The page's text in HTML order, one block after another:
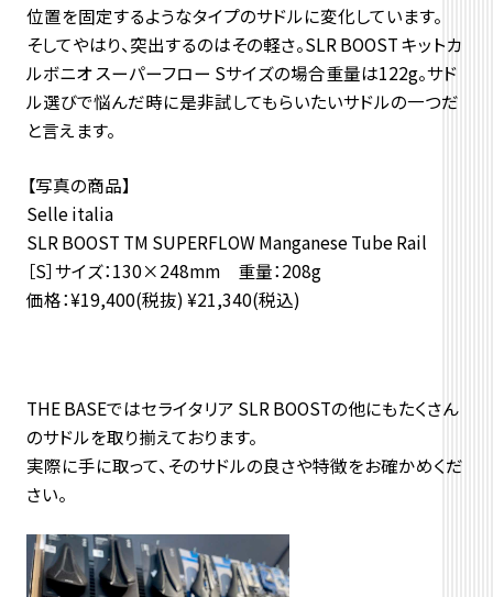
位置を固定するようなタイプのサドルに変化しています。
そしてやはり、突出するのはその軽さ。SLR BOOST キットカ
ルボニオ スーパーフロー Sサイズの場合重量は122g。サド
ル選びで悩んだ時に是非試してもらいたいサドルの一つだ
と言えます。
【写真の商品】
Selle italia
SLR BOOST TM SUPERFLOW Manganese Tube Rail
［S］サイズ：130×248mm 重量：208g
価格：¥19,400(税抜) ¥21,340(税込)
THE BASEではセライタリア SLR BOOSTの他にもたくさん
のサドルを取り揃えております。
実際に手に取って、そのサドルの良さや特徴をお確かめくだ
さい。